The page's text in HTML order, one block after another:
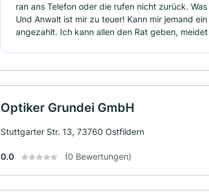
ran ans Telefon oder die rufen nicht zurück.
Und Anwalt ist mir zu teuer! Kann mir jemand
angezahlt. Ich kann allen den Rat geben,
Optiker Grundei GmbH
Stuttgarter Str. 13, 73760 Ostfildern
0.0 (0 Bewertungen)